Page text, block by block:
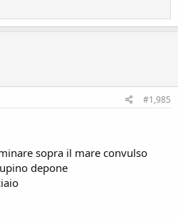
#1,985
sopra il mare convulso
depone